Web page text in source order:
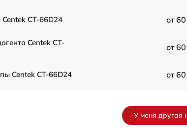
CT-66D24 от
Centek CT-
от
Centek CT-66D24 от
У меня другая